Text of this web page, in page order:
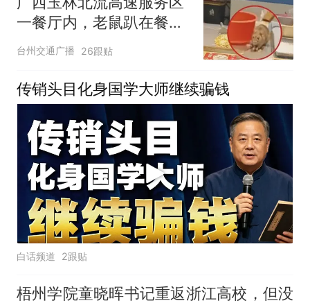
一餐厅内，老鼠趴在餐盘
上旁若无人地吃食物；北
流服务区回应：老鼠爬过
的食物已处理，会采取灭
鼠措施
台州交通广播 26跟贴
传销头目化身国学大师继续骗钱
白话频道 2跟贴
梧州学院童晓晖书记重返浙江高校，但没